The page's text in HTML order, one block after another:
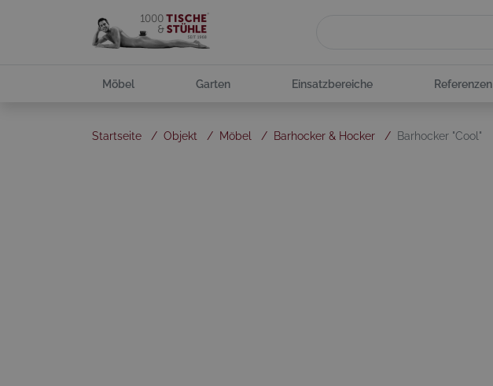
Möbel Garten Einsatzbereiche Referenzen
Startseite / Objekt / Möbel / Barhocker & Hocker / Barhocker "Cool"